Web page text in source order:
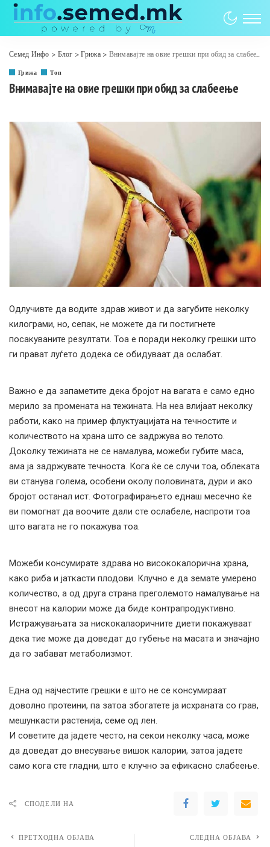
Семед Инфо > Блог >Грижа> Внимавајте на овие грешки при обид за слабеење
Грижа Топ
Внимавајте на овие грешки при обид за слабеење
Одлучивте да водите здрав живот и да загубите неколку
килограми, но, сепак, не можете да ги постигнете
посакуваните резултати. Тоа е поради неколку грешки што
ги прават луѓето додека се обидуваат да ослабат.
Важно е да запаметите дека бројот на вагата е само едно
мерило за промената на тежината. На неа влијаат неколку
работи, како на пример флуктуацијата на течностите и
количеството на храна што се задржува во телото.
Доколку тежината не се намалува, можеби губите маса,
ама ја задржувате течноста. Кога ќе се случи тоа, облеката
ви станува голема, особени околу половината, дури и ако
бројот останал ист. Фотографирањето еднаш месечно ќе
ви помогнат да воочите дали сте ослабеле, наспроти тоа
што вагата не го покажува тоа.
Можеби консумирате здрава но висококалорична храна,
како риба и јаткасти плодови. Клучно е да земате умерено
количество, а од друга страна преголемото намалување на
внесот на калории може да биде контрапродуктивно.
Истражувањата за нискокалаоричните диети покажуваат
дека тие може да доведат до губење на масата и значајно
да го забават метаболизмот.
Една од најчестите грешки е што не се консумираат
доволно протеини, па затоа збогатете ја исхраната со грав,
мешункасти растенија, семе од лен.
И советите да јадете често, на секои неколку часа, може
да доведат до внесување вишок калории, затоа јадете
само кога сте гладни, што е клучно за ефикасно слабеење.
СПОДЕЛИ НА
ПРЕТХОДНА ОБЈАВА СЛЕДНА ОБЈАВА